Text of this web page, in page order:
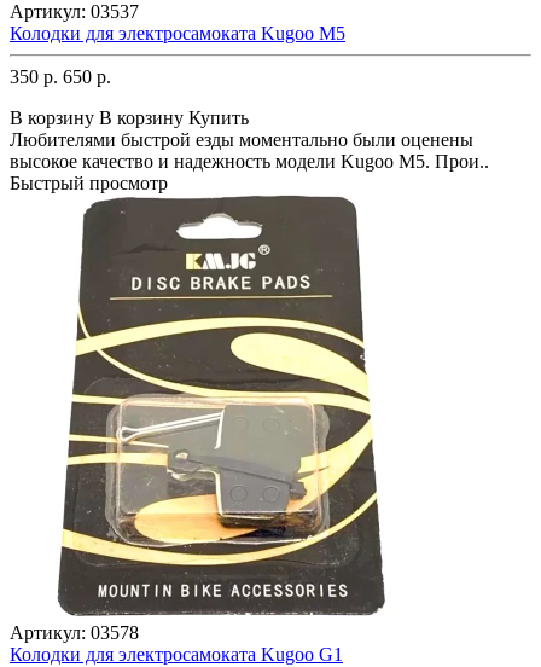
Артикул: 03537
Колодки для электросамоката Kugoo M5
350 р. 650 р.
В корзину В корзину Купить
Любителями быстрой езды моментально были оценены
высокое качество и надежность модели Kugoo M5. Прои..
Быстрый просмотр
Артикул: 03578
Колодки для электросамоката Kugoo G1